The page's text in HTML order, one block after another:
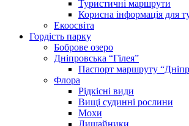
Туристичні маршрути
Корисна інформація для
Екоосвіта
Гордість парку
Боброве озеро
Дніпровська “Гілея”
Паспорт маршруту
Флора
Рідкісні види
Вищі судинні рослини
Мохи